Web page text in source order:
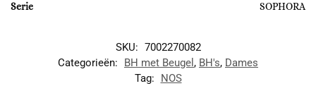
Serie SOPHORA
SKU: 7002270082
Categorieën:
BH met Beugel , BH's, Dames
Tag:
NOS